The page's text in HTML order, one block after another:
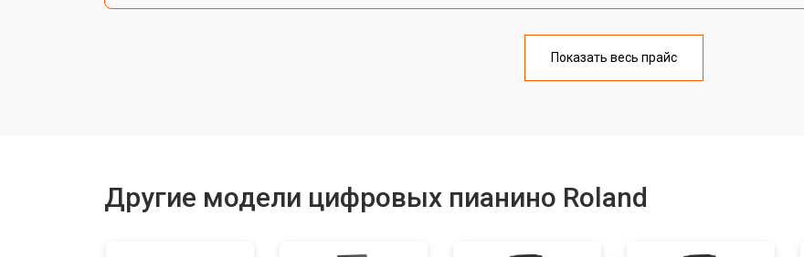
от 50 мин
Показать весь прайс
Другие модели цифровых пианино Roland